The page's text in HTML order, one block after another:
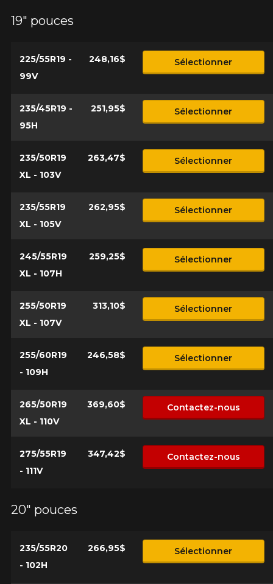
19" pouces
225/55R19 -
99V
248,16$ Sélectionner
235/45R19 -
95H
251,95$ Sélectionner
235/50R19
XL - 103V
263,47$ Sélectionner
235/55R19
XL - 105V
262,95$ Sélectionner
245/55R19
XL - 107H
259,25$ Sélectionner
255/50R19
XL - 107V
313,10$ Sélectionner
255/60R19
- 109H
246,58$ Sélectionner
265/50R19
XL - 110V
369,60$ Contactez-nous
275/55R19
- 111V
347,42$ Contactez-nous
20" pouces
235/55R20
- 102H
266,95$ Sélectionner